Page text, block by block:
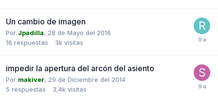
Un cambio de imagen
Por Jpadilla, 28 de Mayo del 2016
16 respuestas 3k visitas
impedir la apertura del arcón del asiento
Por makiver, 29 de Diciembre del 2014
5 respuestas 3,4k visitas